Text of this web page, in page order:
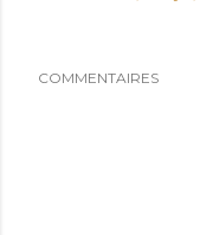
COMMENTAIRES